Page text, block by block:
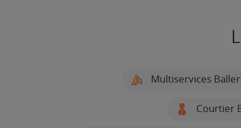
Multiservices
Courtier